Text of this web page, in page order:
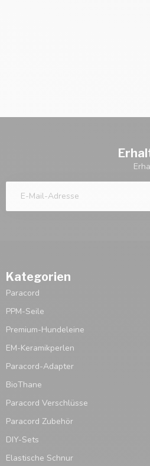
Kategorien
Paracord
PPM-Seile
Premium-Hundeleine
EM-Keramikperlen
Paracord-Adapter
BioThane
Paracord Verschlüsse
Paracord Zubehör
DIY-Sets
Elastische Schnur